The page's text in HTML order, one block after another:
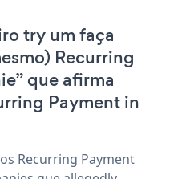
try um faça
Recurring
que afirma
Payment in
Recurring Payment